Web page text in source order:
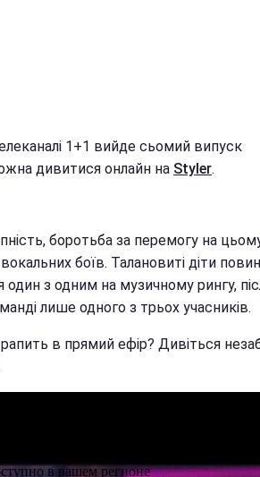
1+1 вийде сьомий випуск
дивитися онлайн на Styler.
боротьба за перемогу на
боїв. Талановиті діти
один з одним на музичному рингу,
лише одного з трьох учасників.
в прямий ефір? Дивіться